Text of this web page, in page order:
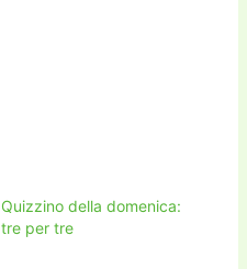
Quizzino della domenica:
tre per tre